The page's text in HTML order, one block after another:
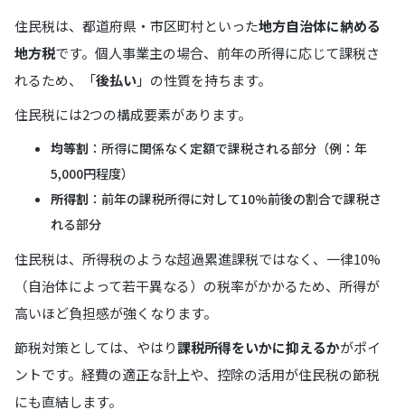
住民税は、都道府県・市区町村といった地方自治体に納める
地方税です。個人事業主の場合、前年の所得に応じて課税さ
れるため、「後払い」の性質を持ちます。
住民税には2つの構成要素があります。
均等割 ：所得に関係なく定額で課税される部分（例：年
5,000円程度）
所得割 ：前年の課税所得に対して10%前後の割合で課税さ
れる部分
住民税は、所得税のような超過累進課税ではなく、一律10%
（自治体によって若干異なる）の税率がかかるため、所得が
高いほど負担感が強くなります。
節税対策としては、やはり課税所得をいかに抑えるかがポイ
ントです。経費の適正な計上や、控除の活用が住民税の節税
にも直結します。